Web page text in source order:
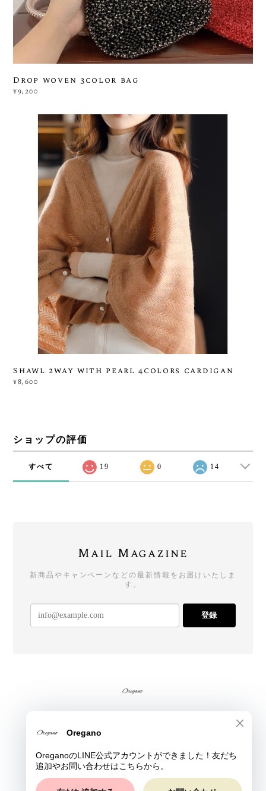
Drop woven 3color bag
¥9,200
Shawl 2way with pearl 4colors cardigan
¥8,600
ショップの評価
すべて 19 0 14
Mail Magazine
新商品やキャンペーンなどの最新情報をお届けいたしま
す。
登録